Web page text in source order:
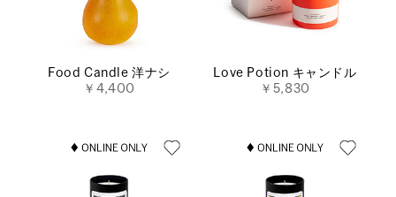
Food Candle 洋ナシ
￥4,400
Love Potion キャンドル
￥5,830